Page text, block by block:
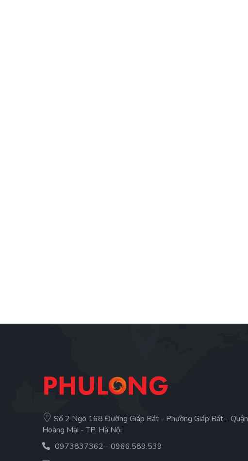
Số 2 Ngõ 168 Đường Giáp Bát - Phường Giáp Bát - Quận
Hoàng Mai - TP. Hà Nội
0973837362 - 0966.589.539